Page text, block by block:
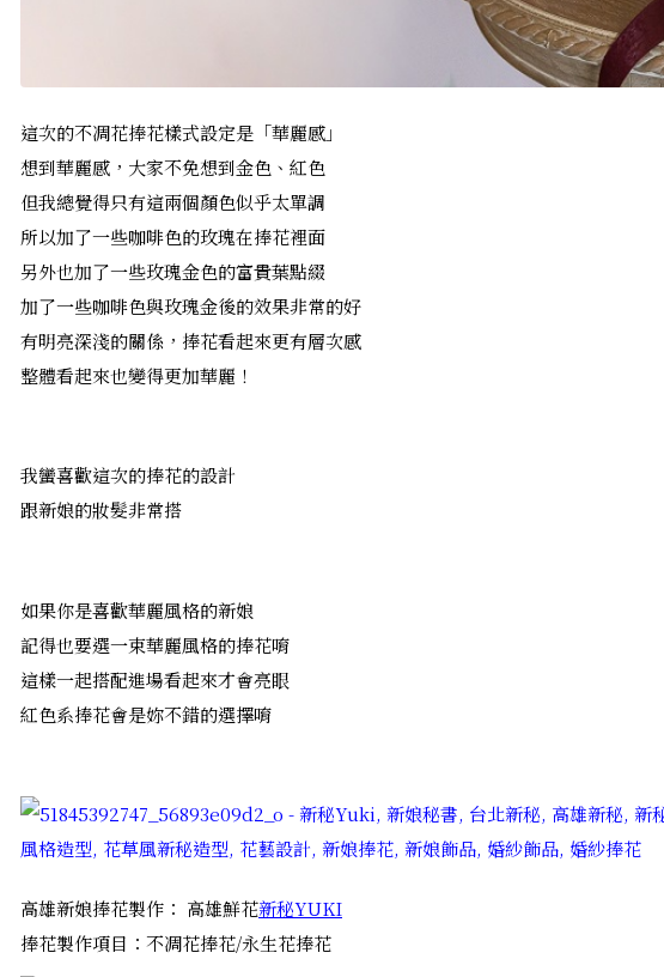
這次的不凋花捧花樣式設定是「華麗感」
想到華麗感，大家不免想到金色、紅色
但我總覺得只有這兩個顏色似乎太單調
所以加了一些咖啡色的玫瑰在捧花裡面
另外也加了一些玫瑰金色的富貴葉點綴
加了一些咖啡色與玫瑰金後的效果非常的好
有明亮深淺的關係，捧花看起來更有層次感
整體看起來也變得更加華麗！
我蠻喜歡這次的捧花的設計
跟新娘的妝髮非常搭
如果你是喜歡華麗風格的新娘
記得也要選一束華麗風格的捧花唷
這樣一起搭配進場看起來才會亮眼
紅色系捧花會是妳不錯的選擇唷
高雄新娘捧花製作： 高雄鮮花新秘YUKI
捧花製作項目：不凋花捧花/永生花捧花